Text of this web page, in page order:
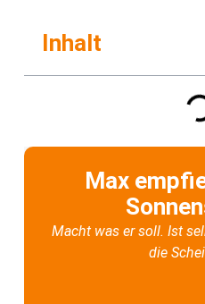
Inhalt
Max
Macht was er soll. Ist
die